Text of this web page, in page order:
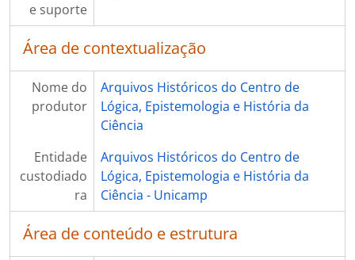
e suporte
Área de contextualização
Nome do
produtor
Arquivos Históricos do Centro de
Lógica, Epistemologia e História da
Ciência
Entidade
custodiado
ra
Arquivos Históricos do Centro de
Lógica, Epistemologia e História da
Ciência - Unicamp
Área de conteúdo e estrutura